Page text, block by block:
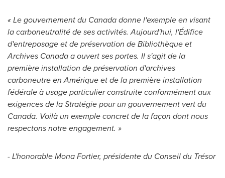
« Le gouvernement du Canadadonne l'exemple en visant
la carboneutralité de ses activités. Aujourd'hui, l'Édifice
d'entreposage et de préservation de Bibliothèque et
Archives Canada a ouvert ses portes. Il s'agit de la
première installation de préservation d'archives
carboneutre en Amérique et de la première installation
fédérale à usage particulier construite conformément aux
exigences de la Stratégie pour un gouvernement vert du
Canada. Voilà un exemple concret de la façon dont nous
respectons notre engagement. »
- L'honorableMona Fortier, présidente du Conseil du Trésor